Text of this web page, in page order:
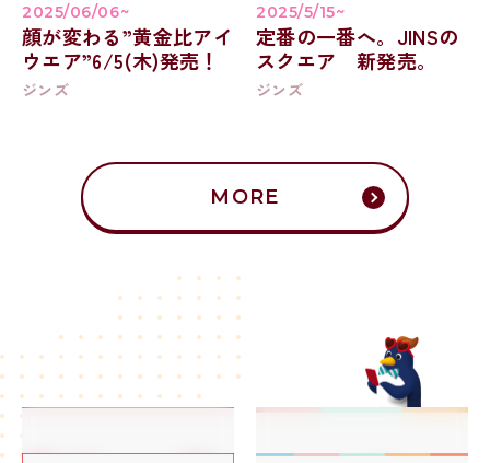
2025/06/06~
顔が変わる”黄金比アイ
ウエア”6/5(木)発売！
ジンズ
2025/5/15~
定番の一番へ。JINSの
スクエア 新発売。
ジンズ
MORE